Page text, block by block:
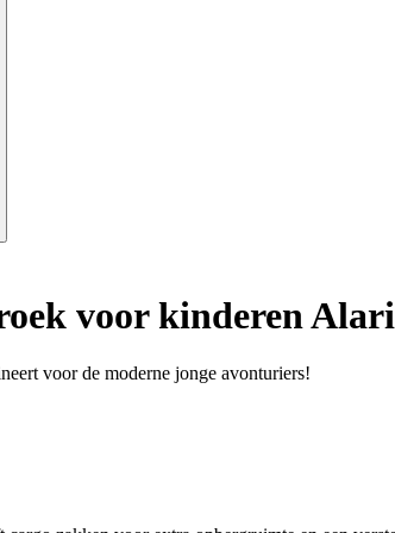
voor kinderen
voor de moderne jonge avonturiers!